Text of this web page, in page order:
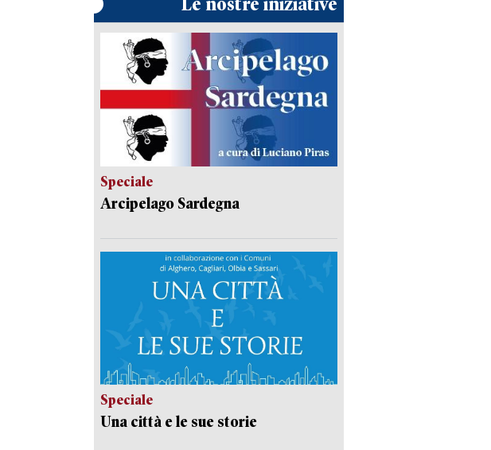
Speciale
Arcipelago Sardegna
Speciale
Una città e le sue storie